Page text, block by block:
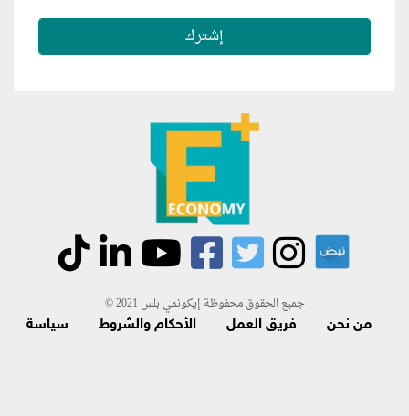
جميع الحقوق محفوظة إيكونمي بلس 2021 ©
من نحن فريق العمل الأحكام والشروط
سياسة